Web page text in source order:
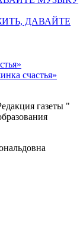
ДАВАЙТЕ
счастья»
газеты "